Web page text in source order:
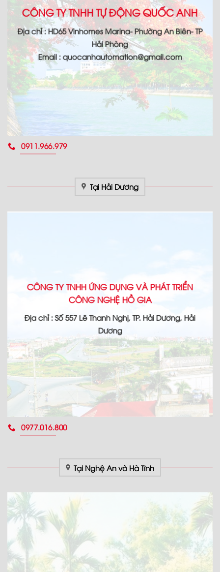
CÔNG TY TNHH TỰ ĐỘNG QUỐC ANH
Địa chỉ : HD65 Vinhomes Marina- Phường An Biên- TP
Hải Phòng
Email : quocanhautomation@gmail.com
0911.966.979
Tại Hải Dương
CÔNG TY TNHH ỨNG DỤNG VÀ PHÁT TRIỂN
CÔNG NGHỆ HỒ GIA
Địa chỉ : Số 557 Lê Thanh Nghị, TP. Hải Dương, Hải
Dương
0977.016.800
Tại Nghệ An và Hà Tĩnh